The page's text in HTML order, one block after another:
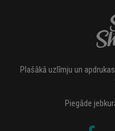
Plašākā uzlīmju un
Piegāde